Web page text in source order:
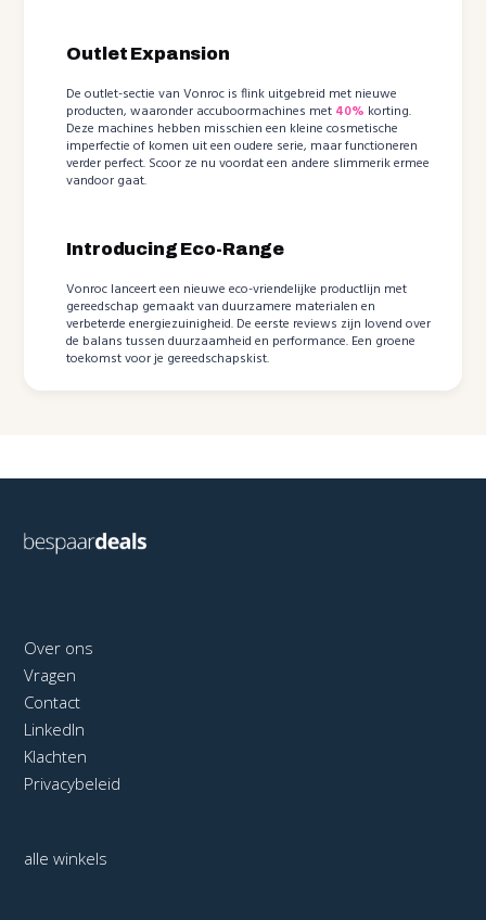
Outlet Expansion
De outlet-sectie van Vonroc is flink uitgebreid met nieuwe
producten, waaronder accuboormachines met 40% korting.
Deze machines hebben misschien een kleine cosmetische
imperfectie of komen uit een oudere serie, maar functioneren
verder perfect. Scoor ze nu voordat een andere slimmerik ermee
vandoor gaat.
Introducing Eco-Range
Vonroc lanceert een nieuwe eco-vriendelijke productlijn met
gereedschap gemaakt van duurzamere materialen en
verbeterde energiezuinigheid. De eerste reviews zijn lovend over
de balans tussen duurzaamheid en performance. Een groene
toekomst voor je gereedschapskist.
Over ons
Vragen
Contact
LinkedIn
Klachten
Privacybeleid
alle winkels